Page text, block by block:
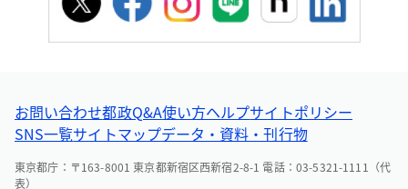
お問い合わせ都政Q&A使い方ヘルプサイトポリシー
SNS一覧サイトマップデータ・資料・刊行物
東京都庁：〒163-8001 東京都新宿区西新宿2-8-1 電話：03-5321-1111（代
表）